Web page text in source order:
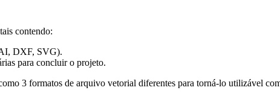
contendo:
DXF, SVG).
para concluir o projeto.
3 formatos de arquivo vetorial diferentes para torná-lo utilizável